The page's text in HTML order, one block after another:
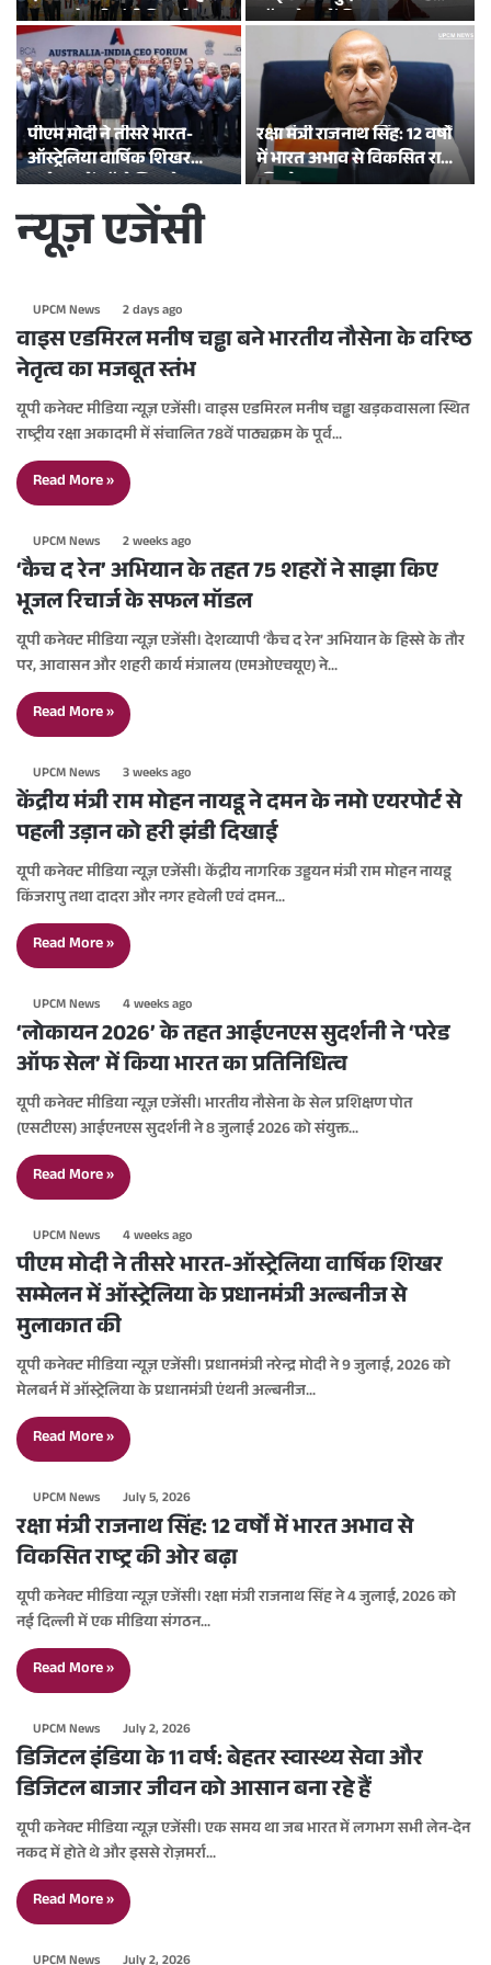
उड़ान को हरी झंडी दिखाई
ऑफ सेल’ में किया भारत का
प्रतिनिधित्व
पीएम मोदी ने तीसरे भारत-
ऑस्ट्रेलिया वार्षिक शिखर
सम्मेलन में ऑस्ट्रेलिया के
प्रधानमंत्री अल्बनीज से
मुलाकात की
रक्षा मंत्री राजनाथ सिंह: 12 वर्षों
में भारत अभाव से विकसित राष्ट्र
की ओर बढ़ा
न्यूज़ एजेंसी
UPCM News 2 days ago
वाइस एडमिरल मनीष चड्ढा बने भारतीय नौसेना के वरिष्ठ
नेतृत्व का मजबूत स्तंभ
यूपी कनेक्ट मीडिया न्यूज़ एजेंसी। वाइस एडमिरल मनीष चड्ढा खड़कवासला स्थित
राष्ट्रीय रक्षा अकादमी में संचालित 78वें पाठ्यक्रम के पूर्व…
Read More »
UPCM News 2 weeks ago
‘कैच द रेन’ अभियान के तहत 75 शहरों ने साझा किए
भूजल रिचार्ज के सफल मॉडल
यूपी कनेक्ट मीडिया न्यूज़ एजेंसी। देशव्यापी ‘कैच द रेन’ अभियान के हिस्से के तौर
पर, आवासन और शहरी कार्य मंत्रालय (एमओएचयूए) ने…
Read More »
UPCM News 3 weeks ago
केंद्रीय मंत्री राम मोहन नायडू ने दमन के नमो एयरपोर्ट से
पहली उड़ान को हरी झंडी दिखाई
यूपी कनेक्ट मीडिया न्यूज़ एजेंसी। केंद्रीय नागरिक उड्डयन मंत्री राम मोहन नायडू
किंजरापु तथा दादरा और नगर हवेली एवं दमन…
Read More »
UPCM News 4 weeks ago
‘लोकायन 2026’ के तहत आईएनएस सुदर्शनी ने ‘परेड
ऑफ सेल’ में किया भारत का प्रतिनिधित्व
यूपी कनेक्ट मीडिया न्यूज़ एजेंसी। भारतीय नौसेना के सेल प्रशिक्षण पोत
(एसटीएस) आईएनएस सुदर्शनी ने 8 जुलाई 2026 को संयुक्त…
Read More »
UPCM News 4 weeks ago
पीएम मोदी ने तीसरे भारत-ऑस्ट्रेलिया वार्षिक शिखर
सम्मेलन में ऑस्ट्रेलिया के प्रधानमंत्री अल्बनीज से
मुलाकात की
यूपी कनेक्ट मीडिया न्यूज़ एजेंसी। प्रधानमंत्री नरेन्द्र मोदी ने 9 जुलाई, 2026 को
मेलबर्न में ऑस्ट्रेलिया के प्रधानमंत्री एंथनी अल्बनीज…
Read More »
UPCM News July 5, 2026
रक्षा मंत्री राजनाथ सिंह: 12 वर्षों में भारत अभाव से
विकसित राष्ट्र की ओर बढ़ा
यूपी कनेक्ट मीडिया न्यूज़ एजेंसी। रक्षा मंत्री राजनाथ सिंह ने 4 जुलाई, 2026 को
नई दिल्ली में एक मीडिया संगठन…
Read More »
UPCM News July 2, 2026
डिजिटल इंडिया के 11 वर्ष: बेहतर स्वास्थ्य सेवा और
डिजिटल बाजार जीवन को आसान बना रहे हैं
यूपी कनेक्ट मीडिया न्यूज़ एजेंसी। एक समय था जब भारत में लगभग सभी लेन-देन
नकद में होते थे और इससे रोज़मर्रा…
Read More »